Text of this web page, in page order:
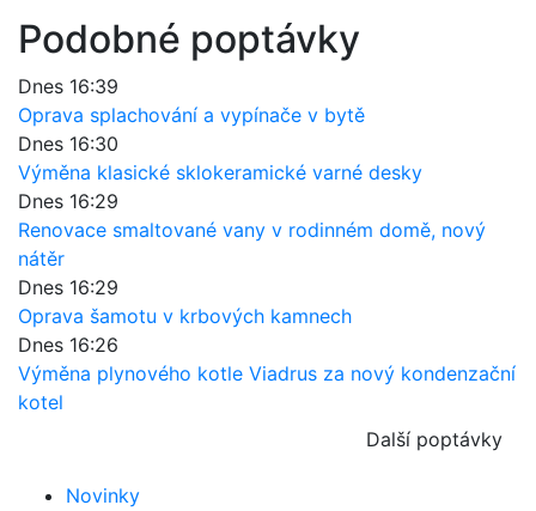
Podobné poptávky
Dnes 16:39
Oprava splachování a vypínače v bytě
Dnes 16:30
Výměna klasické sklokeramické varné desky
Dnes 16:29
Renovace smaltované vany v rodinném domě, nový
nátěr
Dnes 16:29
Oprava šamotu v krbových kamnech
Dnes 16:26
Výměna plynového kotle Viadrus za nový kondenzační
kotel
Další poptávky
Novinky